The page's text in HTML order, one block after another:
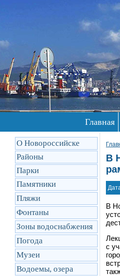
Главная
О Новороссийске
Районы
Парки
Памятники
Пляжи
Фонтаны
Зоны водоснабжения
Погода
Музеи
Водоемы, озера
В
В
с